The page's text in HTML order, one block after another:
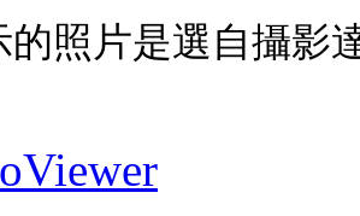
的照片是選自攝影